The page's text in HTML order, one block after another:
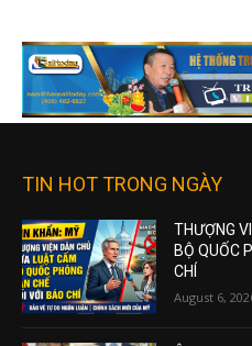
TIN HOT TRONG NGÀY
THƯỢNG
BỘ QUỐC
CHÍ
August 6,